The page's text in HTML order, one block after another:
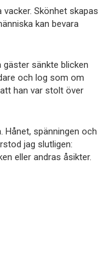
Skönhet skapas
kan bevara
sänkte blicken
och log som om
han var stolt över
Hånet, spänningen och
jag slutligen:
eller andras åsikter.